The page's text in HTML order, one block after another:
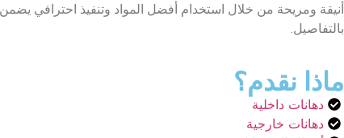
أنيقة ومريحة من خلال استخدام أفضل المواد وتنفيذ احترافي
بالتفاصيل.
ماذا نقدم؟
دهانات داخلية
دهانات خارجية